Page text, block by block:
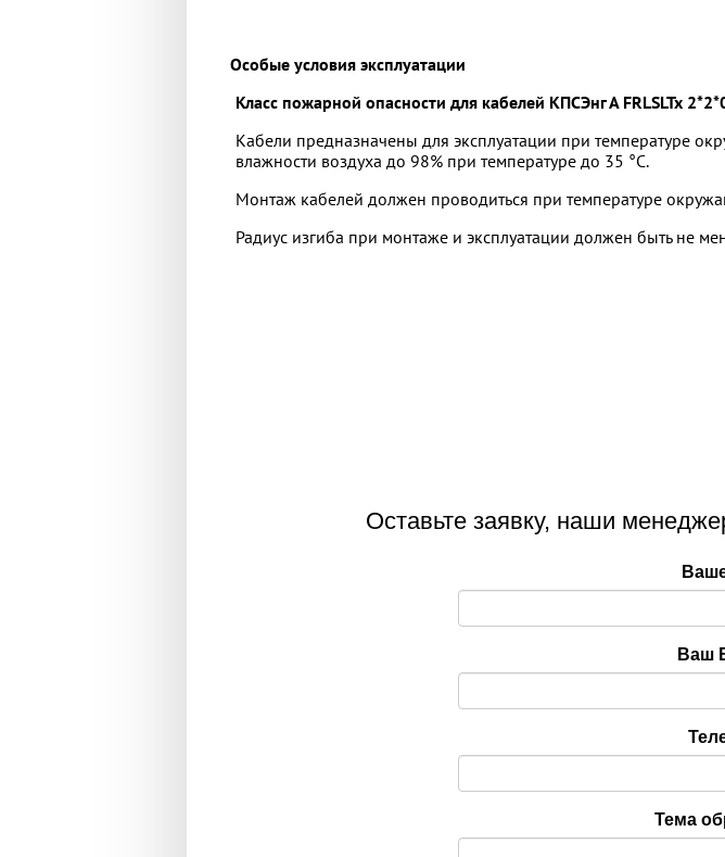
Особые условия эксплуатации
Класс пожарной опасности для кабелей КПСЭнг А FRLSLTx
Кабели предназначены для эксплуатации при температуре
влажности воздуха до 98% при температуре до 35 °С.
Монтаж кабелей должен проводиться при температуре
Радиус изгиба при монтаже и эксплуатации должен быть не
Оставьте заявку, наши
Ваш
Тема